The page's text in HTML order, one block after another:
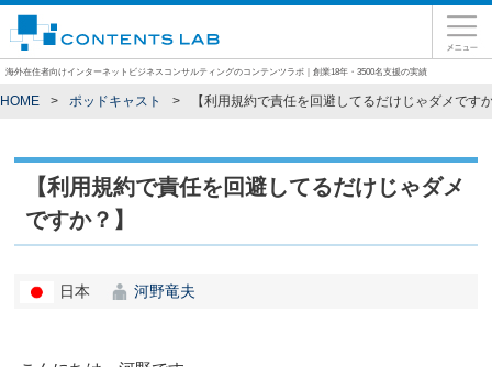
海外在住者向けインターネットビジネスコンサルティングのコンテンツラボ｜創業18年・3500名支援の実績
HOME ポッドキャスト 【利用規約で責任を回避してるだけじゃダメです
【利用規約で責任を回避してるだけじゃダメ
ですか？】
日本 河野竜夫